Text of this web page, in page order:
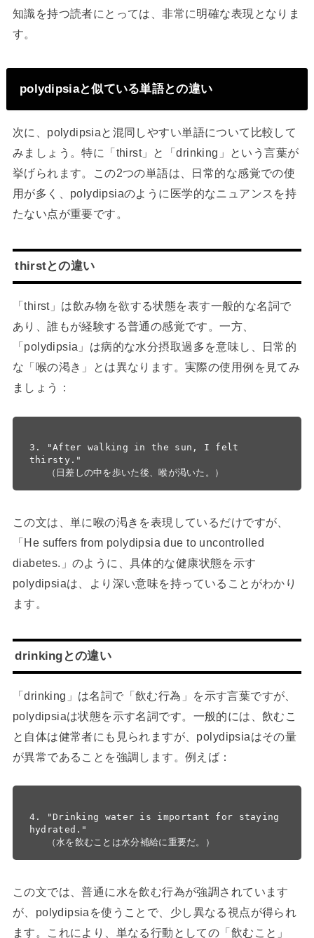
知識を持つ読者にとっては、非常に明確な表現となりま
す。
polydipsiaと似ている単語との違い
次に、polydipsiaと混同しやすい単語について比較して
みましょう。特に「thirst」と「drinking」という言葉が
挙げられます。この2つの単語は、日常的な感覚での使
用が多く、polydipsiaのように医学的なニュアンスを持
たない点が重要です。
thirstとの違い
「thirst」は飲み物を欲する状態を表す一般的な名詞で
あり、誰もが経験する普通の感覚です。一方、
「polydipsia」は病的な水分摂取過多を意味し、日常的
な「喉の渇き」とは異なります。実際の使用例を見てみ
ましょう：
3. "After walking in the sun, I felt
thirsty."
この文は、単に喉の渇きを表現しているだけですが、
「He suffers from polydipsia due to uncontrolled
diabetes.」のように、具体的な健康状態を示す
polydipsiaは、より深い意味を持っていることがわかり
ます。
drinkingとの違い
「drinking」は名詞で「飲む行為」を示す言葉ですが、
polydipsiaは状態を示す名詞です。一般的には、飲むこ
と自体は健常者にも見られますが、polydipsiaはその量
が異常であることを強調します。例えば：
4. "Drinking water is important for staying
hydrated."
この文では、普通に水を飲む行為が強調されています
が、polydipsiaを使うことで、少し異なる視点が得られ
ます。これにより、単なる行動としての「飲むこと」